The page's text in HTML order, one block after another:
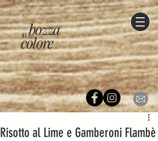
di
colore
bozza
Risotto al Lime e Gamberoni Flambè